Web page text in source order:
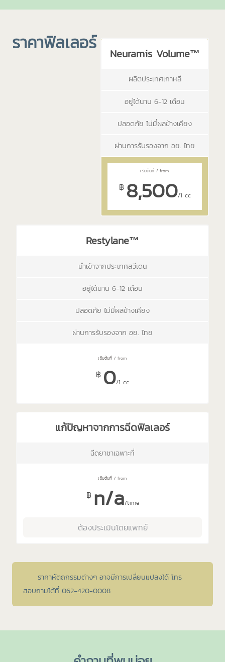
ราคาฟิลเลอร์ Neuramis Volume™
ผลิตประเทศเกาหลี
อยู่ได้นาน 6-12 เดือน
ปลอดภัย ไม่มี่ผลข้างเคียง
ผ่านการรับรองจาก อย. ไทย
฿ 8,500/1 cc
Restylane™
นำเข้าจากประเทศสวีเดน
อยู่ได้นาน 6-12 เดือน
ปลอดภัย ไม่มี่ผลข้างเคียง
ผ่านการรับรองจาก อย. ไทย
฿ 0/1 cc
แก้ปัญหาจากการฉีดฟิลเลอร์
ฉีดยาชาเฉพาะที่
฿ n/a/time
ต้องประเมินโดยแพทย์
ราคาหัตถกรรมต่างๆ อาจมีการเปลี่ยนแปลงได้ โทร
สอบถามได้ที่ 062-420-0008